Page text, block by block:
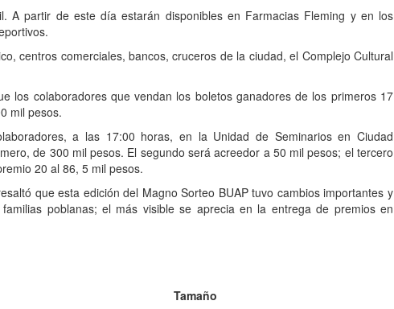
partir de este día estarán disponibles en Farmacias Fleming y en los
centros comerciales, bancos, cruceros de la ciudad, el Complejo Cultural
los colaboradores que vendan los boletos ganadores de los primeros 17
mil pesos.
a las 17:00 horas, en la Unidad de Seminarios en Ciudad
de 300 mil pesos. El segundo será acreedor a 50 mil pesos; el tercero
20 al 86, 5 mil pesos.
que esta edición del Magno Sorteo BUAP tuvo cambios importantes y
poblanas; el más visible se aprecia en la entrega de premios en
Tamaño